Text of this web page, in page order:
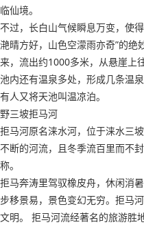
临仙境。
不过，长白山气候瞬息万变，使
滟晴方好，山色空濛雨亦奇”的绝
来，流出约1000多米，从悬崖上
池内还有温泉多处，形成几条温
有人又将天池叫温凉泊。
野三坡拒马河
拒马河原名涞水河，位于涞水三
不断的河流，且冬季流百里而不
称。
拒马奔涛里驾驭橡皮舟，休闲消
步移景易，景色变幻无穷。拒马
文明。 拒马河流经著名的旅游胜